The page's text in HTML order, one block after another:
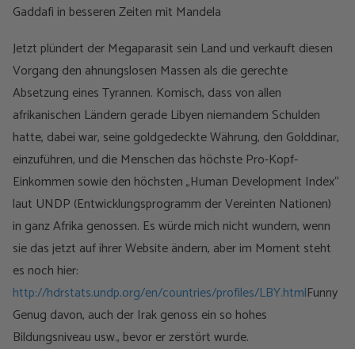
Gaddafi in besseren Zeiten mit Mandela
Jetzt plündert der Megaparasit sein Land und verkauft diesen
Vorgang den ahnungslosen Massen als die gerechte
Absetzung eines Tyrannen. Komisch, dass von allen
afrikanischen Ländern gerade Libyen niemandem Schulden
hatte, dabei war, seine goldgedeckte Währung, den Golddinar,
einzuführen, und die Menschen das höchste Pro-Kopf-
Einkommen sowie den höchsten „Human Development Index“
laut UNDP (Entwicklungsprogramm der Vereinten Nationen)
in ganz Afrika genossen. Es würde mich nicht wundern, wenn
sie das jetzt auf ihrer Website ändern, aber im Moment steht
es noch hier:
http://hdrstats.undp.org/en/countries/profiles/LBY.htmlFunny
Genug davon, auch der Irak genoss ein so hohes
Bildungsniveau usw., bevor er zerstört wurde.